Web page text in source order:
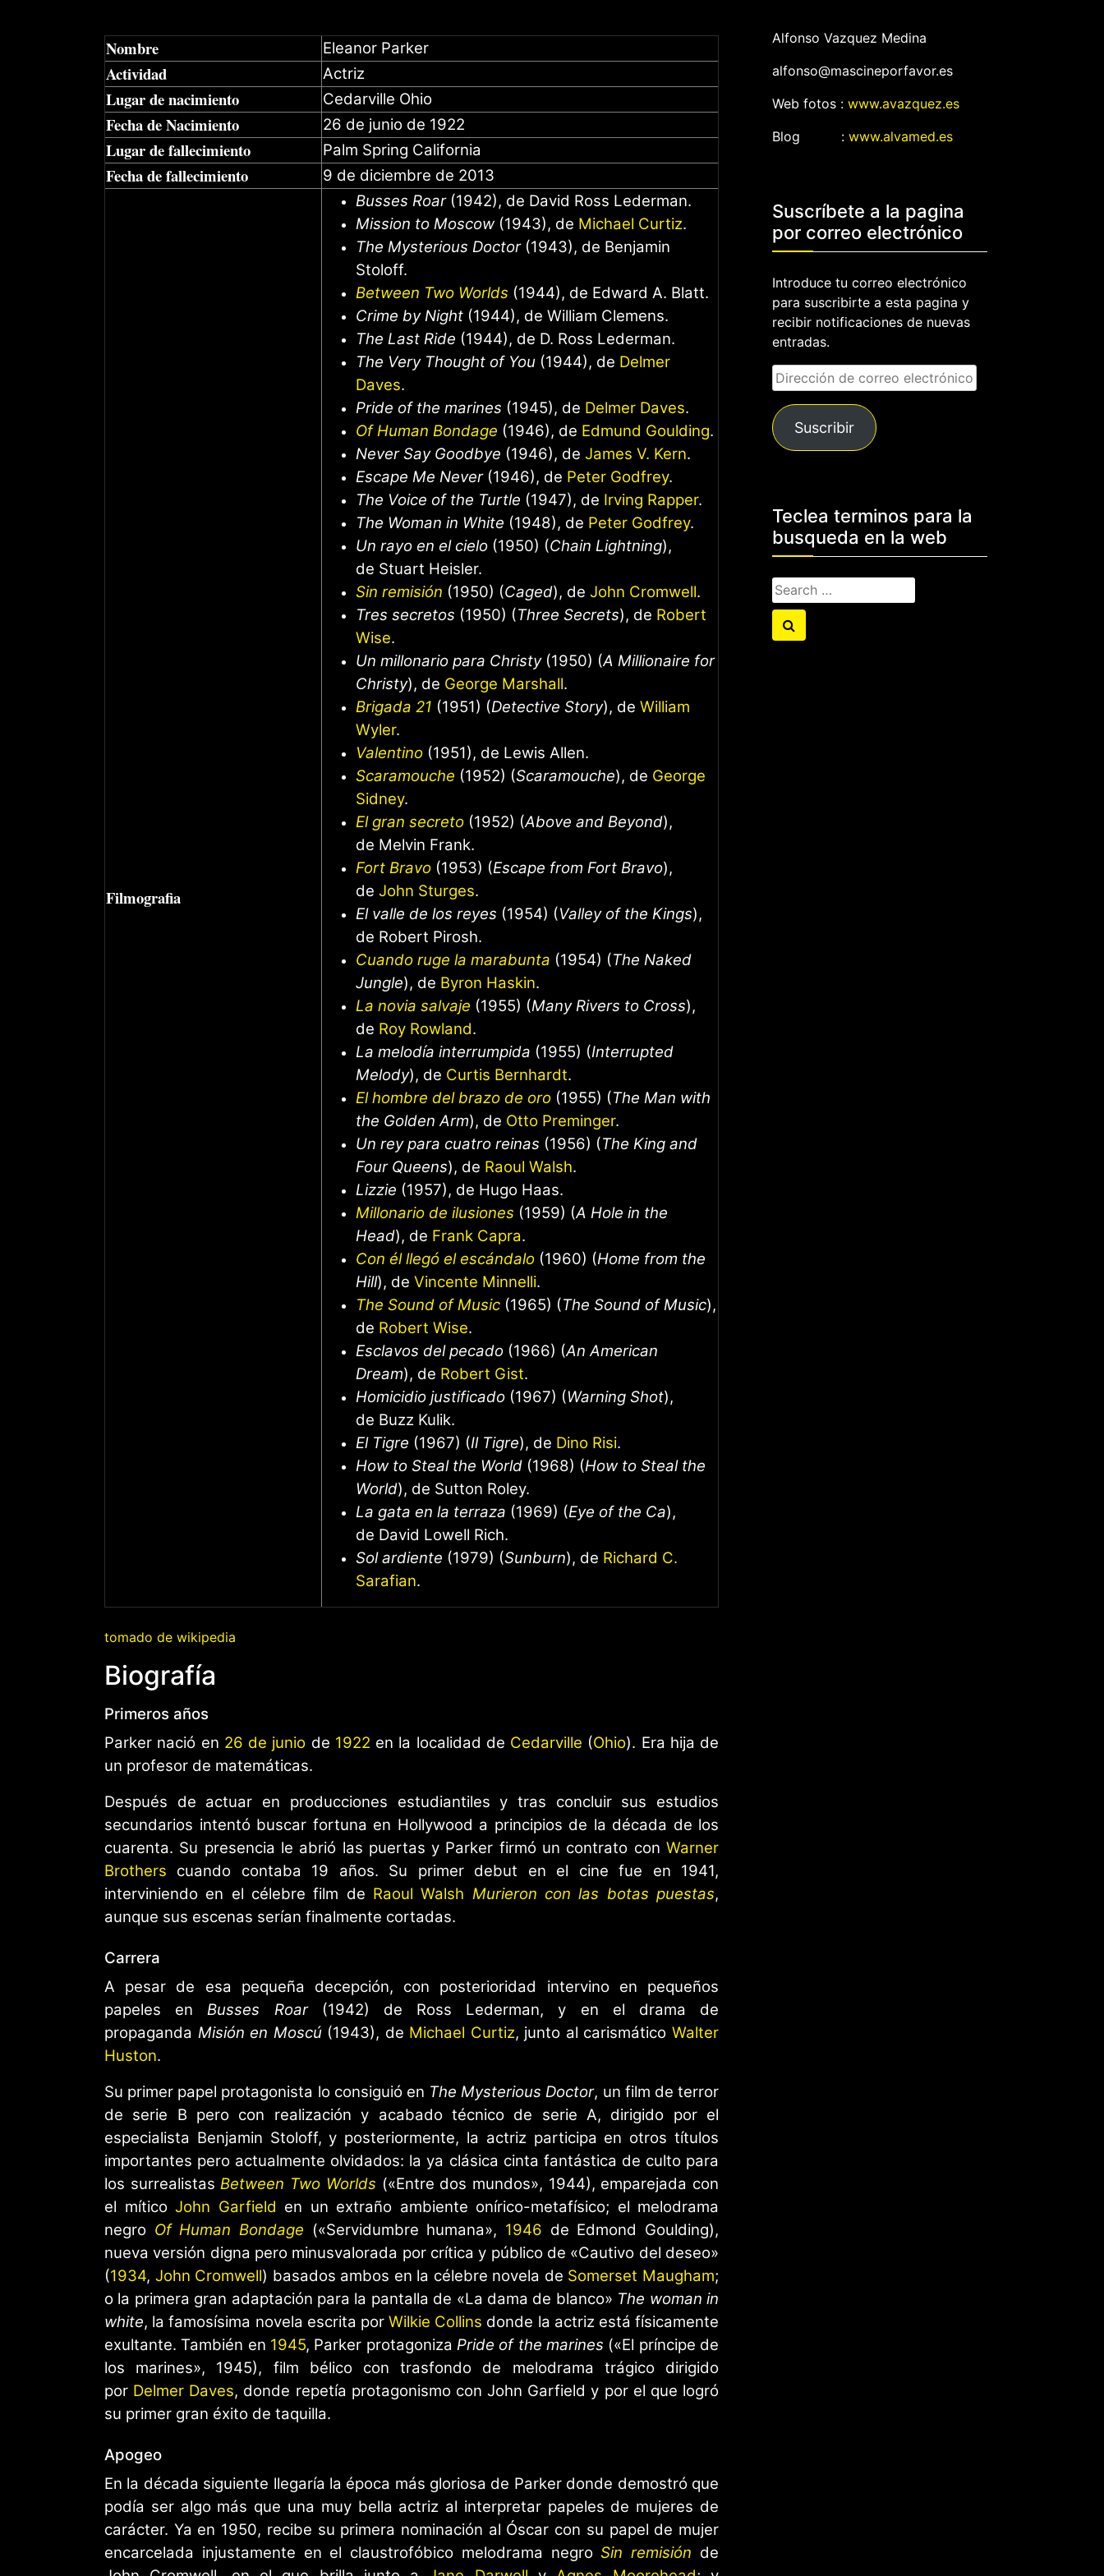
Nombre Eleanor Parker
Actividad Actriz
Lugar de nacimiento Cedarville Ohio
Fecha de Nacimiento 26 de junio de 1922
Lugar de fallecimiento Palm Spring California
Fecha de fallecimiento 9 de diciembre de 2013
Filmografia
Busses Roar(1942), de David Ross Lederman.
Mission to Moscow (1943), de Michael Curtiz.
The Mysterious Doctor(1943), de Benjamin
Stoloff.
Between Two Worlds (1944), de Edward A. Blatt.
Crime by Night (1944), de William Clemens.
The Last Ride (1944), de D. Ross Lederman.
The Very Thought of You (1944), de Delmer
Daves.
Pride of the marines (1945), de Delmer Daves.
Of Human Bondage (1946), de Edmund Goulding.
Never Say Goodbye (1946), de James V. Kern.
Escape Me Never(1946), de Peter Godfrey.
The Voice of the Turtle (1947), de Irving Rapper.
The Woman in White (1948), de Peter Godfrey.
Un rayo en el cielo (1950) (Chain Lightning),
de Stuart Heisler.
Sin remisión (1950) (Caged), de John Cromwell.
Tres secretos (1950) (Three Secrets), de Robert
Wise.
Un millonario para Christy(1950) (A Millionaire for
Christy), de George Marshall.
Brigada 21 (1951) (Detective Story), de William
Wyler.
Valentino (1951), de Lewis Allen.
Scaramouche (1952) (Scaramouche), de George
Sidney.
El gran secreto (1952) (Above and Beyond),
de Melvin Frank.
Fort Bravo (1953) (Escape from Fort Bravo),
de John Sturges.
El valle de los reyes (1954) (Valley of the Kings),
de Robert Pirosh.
Cuando ruge la marabunta (1954) (The Naked
Jungle), de Byron Haskin.
La novia salvaje (1955) (Many Rivers to Cross),
de Roy Rowland.
La melodía interrumpida (1955) (Interrupted
Melody), de Curtis Bernhardt.
El hombre del brazo de oro (1955) (The Man with
the Golden Arm), de Otto Preminger.
Un rey para cuatro reinas (1956) (The King and
Four Queens), de Raoul Walsh.
Lizzie (1957), de Hugo Haas.
Millonario de ilusiones (1959) (A Hole in the
Head), de Frank Capra.
Con él llegó el escándalo (1960) (Home from the
Hill), de Vincente Minnelli.
The Sound of Music (1965) (The Sound of Music),
de Robert Wise.
Esclavos del pecado (1966) (An American
Dream), de Robert Gist.
Homicidio justificado (1967) (Warning Shot),
de Buzz Kulik.
El Tigre (1967) (Il Tigre), de Dino Risi.
How to Steal the World (1968) (How to Steal the
World), de Sutton Roley.
La gata en la terraza (1969) (Eye of the Ca),
de David Lowell Rich.
Sol ardiente (1979) (Sunburn), de Richard C.
Sarafian.
tomado de wikipedia
Biografía
Primeros años
Parker nació en 26 de junio de 1922 en la localidad de Cedarville (Ohio). Era hija de
un profesor de matemáticas.
Después de actuar en producciones estudiantiles y tras concluir sus estudios
secundarios intentó buscar fortuna en Hollywood a principios de la década de los
cuarenta. Su presencia le abrió las puertas y Parker firmó un contrato con Warner
Brothers cuando contaba 19 años. Su primer debut en el cine fue en 1941,
interviniendo en el célebre film de Raoul Walsh Murieron con las botas puestas,
aunque sus escenas serían finalmente cortadas.
Carrera
A pesar de esa pequeña decepción, con posterioridad intervino en pequeños
papeles en Busses Roar(1942) de Ross Lederman, y en el drama de
propaganda Misión en Moscú(1943), de Michael Curtiz, junto al carismáticoWalter
Huston.
Su primer papel protagonista lo consiguió en The Mysterious Doctor, un film de terror
de serie B pero con realización y acabado técnico de serie A, dirigido por el
especialista Benjamin Stoloff, y posteriormente, la actriz participa en otros títulos
importantes pero actualmente olvidados: la ya clásica cinta fantástica de culto para
los surrealistas Between Two Worlds («Entre dos mundos», 1944), emparejada con
el mítico John Garfield en un extraño ambiente onírico-metafísico; el melodrama
negro Of Human Bondage («Servidumbre humana», 1946 de Edmond Goulding),
nueva versión digna pero minusvalorada por crítica y público de «Cautivo del deseo»
(1934, John Cromwell) basados ambos en la célebre novela de Somerset Maugham;
o la primera gran adaptación para la pantalla de «La dama de blanco» The woman in
white, la famosísima novela escrita por Wilkie Collins donde la actriz está físicamente
exultante. También en 1945, Parker protagoniza Pride of the marines («El príncipe de
los marines», 1945), film bélico con trasfondo de melodrama trágico dirigido
por Delmer Daves, donde repetía protagonismo con John Garfield y por el que logró
su primer gran éxito de taquilla.
Apogeo
En la década siguiente llegaría la época más gloriosa de Parker donde demostró que
podía ser algo más que una muy bella actriz al interpretar papeles de mujeres de
carácter. Ya en 1950, recibe su primera nominación al Óscar con su papel de mujer
encarcelada injustamente en el claustrofóbico melodrama negroSin remisión de
Alfonso Vazquez Medina
alfonso@mascineporfavor.es
Web fotos : www.avazquez.es
Blog : www.alvamed.es
Suscríbete a la pagina
por correo electrónico
Introduce tu correo electrónico
para suscribirte a esta pagina y
recibir notificaciones de nuevas
entradas.
Dirección
de
correo
electrónico
Suscribir
Teclea terminos para la
busqueda en la web
Search
for:
Search